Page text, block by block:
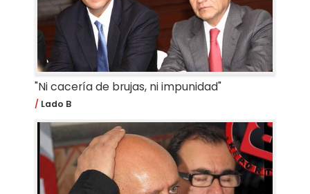
"Ni cacería de brujas, ni impunidad"
Lado B